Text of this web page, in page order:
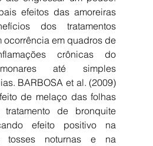
efeitos das amoreiras
dos tratamentos
ocorrência em quadros de
crônicas do
até simples
BARBOSA et al. (2009)
de melaço das folhas
de bronquite
efeito positivo na
tosses noturnas e na